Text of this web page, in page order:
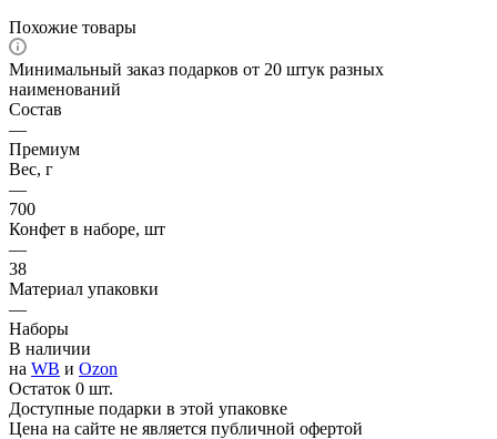
Похожие товары
Минимальный заказ подарков от 20 штук разных
наименований
Состав
—
Премиум
Вес, г
—
700
Конфет в наборе, шт
—
38
Материал упаковки
—
Наборы
В наличии
на WB и Ozon
Остаток 0 шт.
Доступные подарки в этой упаковке
Цена на сайте не является публичной офертой